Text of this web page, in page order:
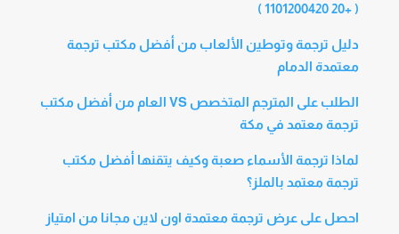
( +20 1101200420 )
دليل ترجمة وتوطين الألعاب من أفضل مكتب ترجمة
معتمدة الدمام
الطلب على المترجم المتخصص VS العام من أفضل مكتب
ترجمة معتمد في مكة
لماذا ترجمة الأسماء صعبة وكيف يتقنها أفضل مكتب
ترجمة معتمد بالملز؟
احصل على عرض ترجمة معتمدة اون لاين مجانا من امتياز